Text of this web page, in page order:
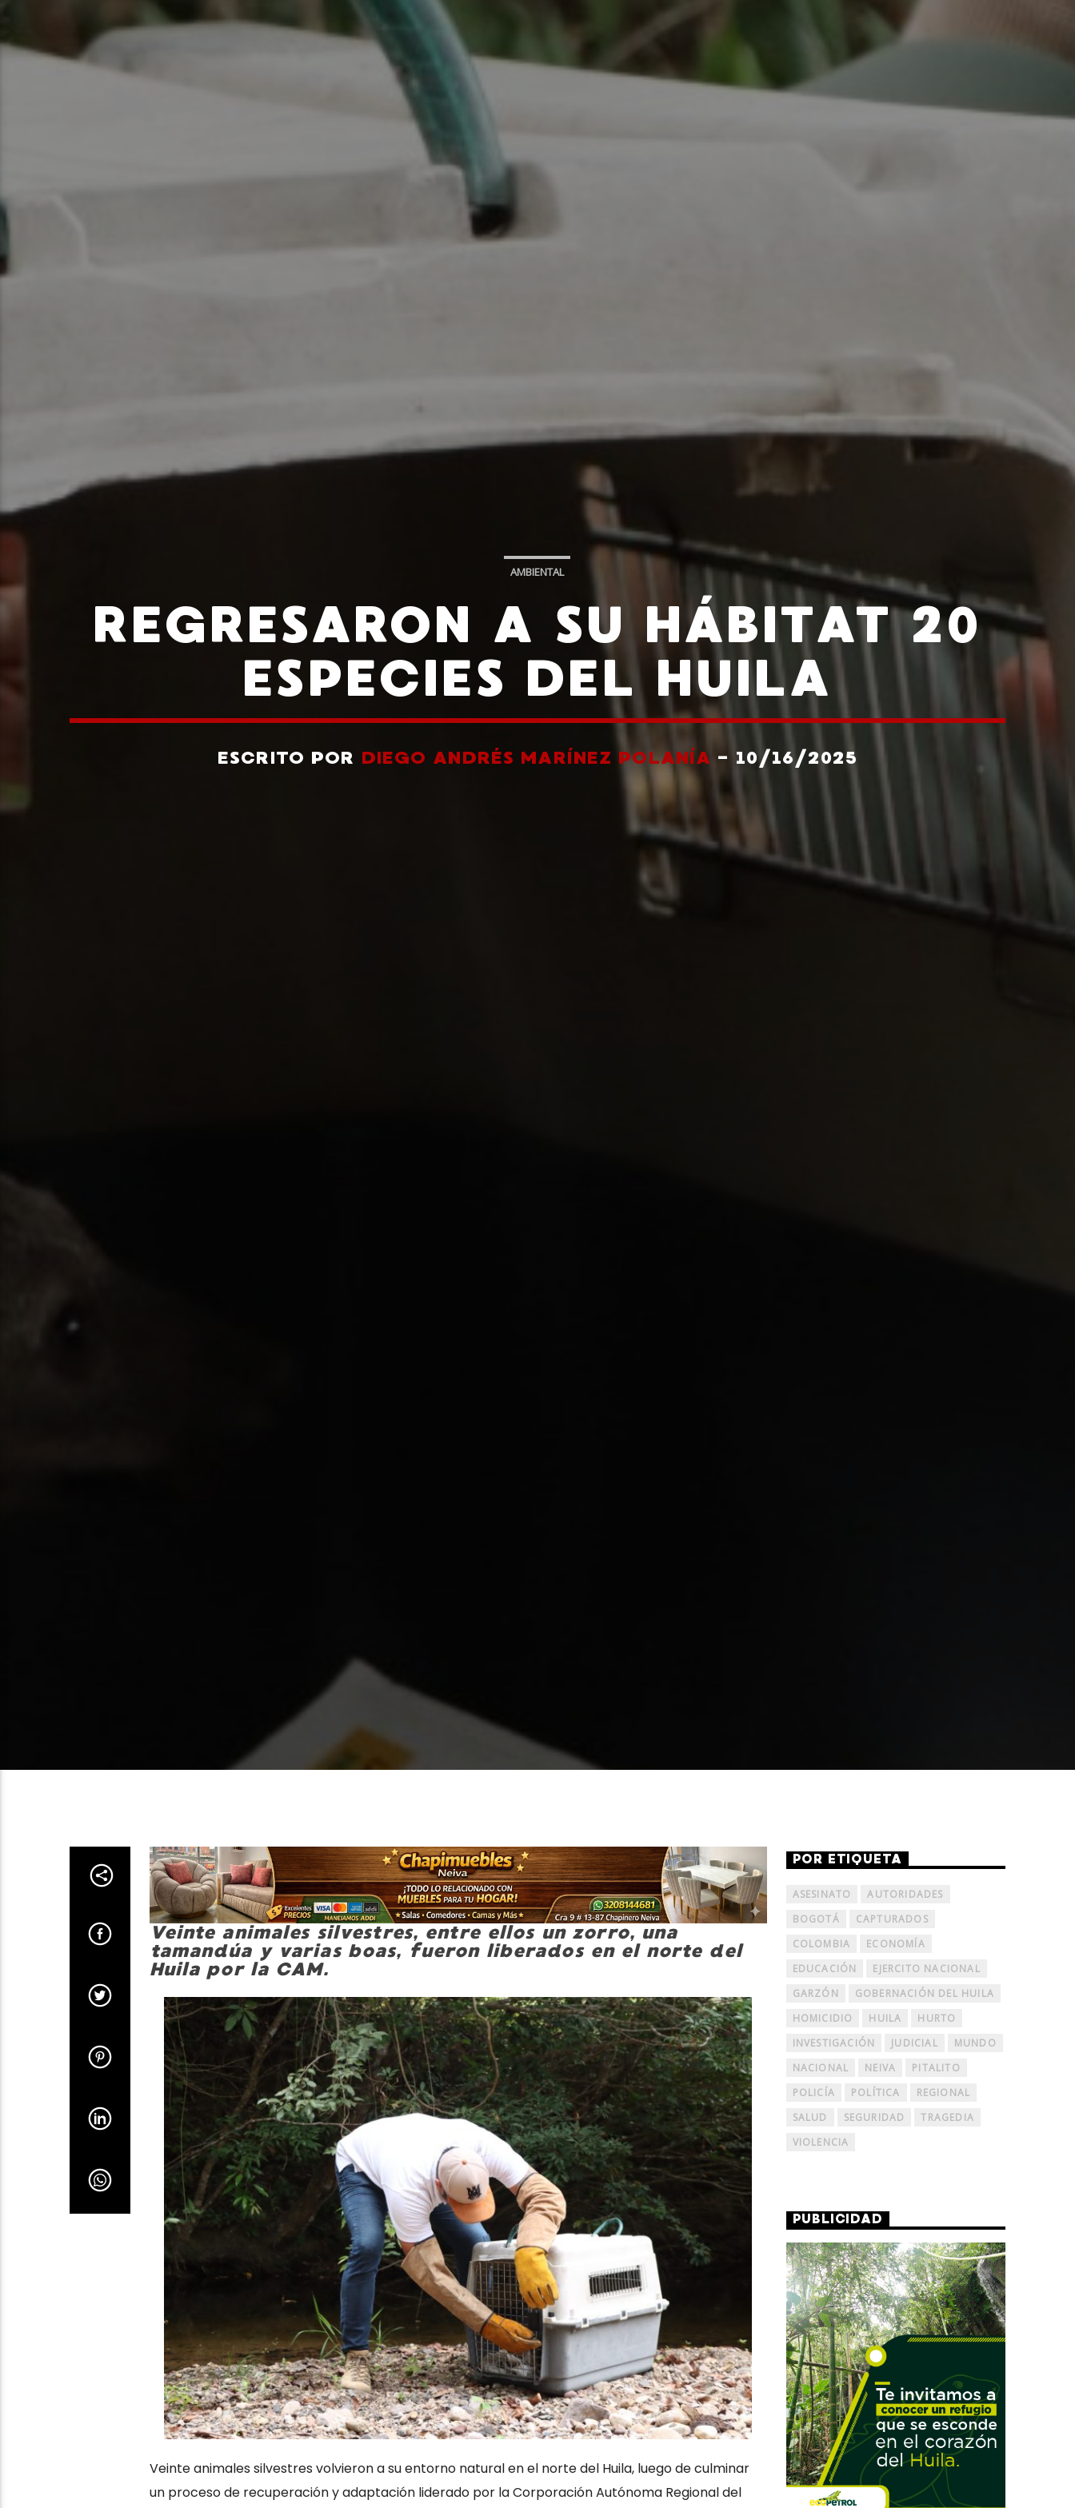
AMBIENTAL
REGRESARON A SU HÁBITAT 20
ESPECIES DEL HUILA
ESCRITO POR DIEGO ANDRÉS MARÍNEZ POLANÍA - 10/16/2025
Veinte animales silvestres, entre ellos un zorro, una
tamandúa y varias boas, fueron liberados en el norte del
Huila por la CAM.
Veinte animales silvestres volvieron a su entorno natural en el norte del Huila, luego de culminar
un proceso de recuperación y adaptación liderado por la Corporación Autónoma Regional del
POR ETIQUETA
ASESINATO
AUTORIDADES
BOGOTÁ
CAPTURADOS
COLOMBIA
ECONOMÍA
EDUCACIÓN
EJERCITO NACIONAL
GARZÓN
GOBERNACIÓN DEL HUILA
HOMICIDIO
HUILA
HURTO
INVESTIGACIÓN
JUDICIAL
MUNDO
NACIONAL
NEIVA
PITALITO
POLICÍA
POLÍTICA
REGIONAL
SALUD
SEGURIDAD
TRAGEDIA
VIOLENCIA
PUBLICIDAD